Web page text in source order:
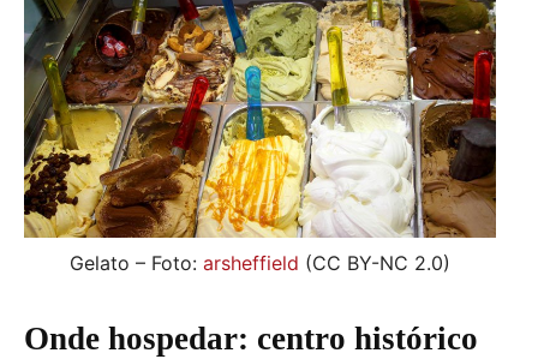
Gelato – Foto: arsheffield (CC BY-NC 2.0)
Onde hospedar: centro histórico